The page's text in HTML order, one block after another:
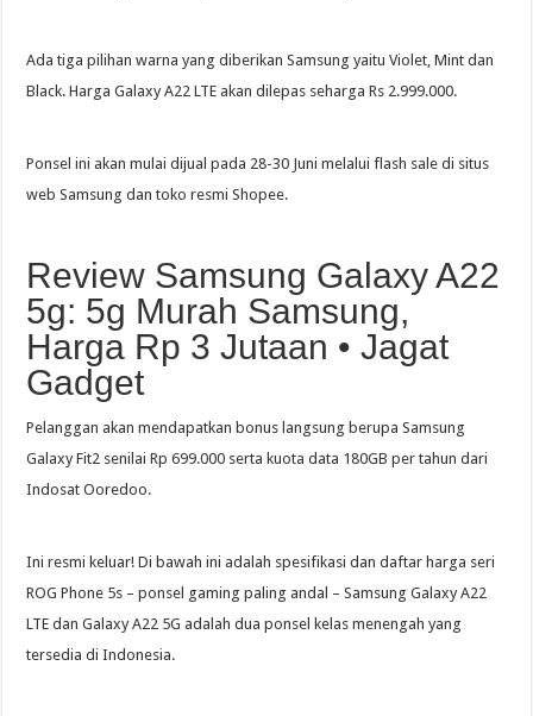
Ada tiga pilihan warna yang diberikan Samsung yaitu Violet, Mint dan
Black. Harga Galaxy A22 LTE akan dilepas seharga Rs 2.999.000.
Ponsel ini akan mulai dijual pada 28-30 Juni melalui flash sale di situs
web Samsung dan toko resmi Shopee.
Review Samsung Galaxy A22
5g: 5g Murah Samsung,
Harga Rp 3 Jutaan • Jagat
Gadget
Pelanggan akan mendapatkan bonus langsung berupa Samsung
Galaxy Fit2 senilai Rp 699.000 serta kuota data 180GB per tahun dari
Indosat Ooredoo.
Ini resmi keluar! Di bawah ini adalah spesifikasi dan daftar harga seri
ROG Phone 5s – ponsel gaming paling andal – Samsung Galaxy A22
LTE dan Galaxy A22 5G adalah dua ponsel kelas menengah yang
tersedia di Indonesia.